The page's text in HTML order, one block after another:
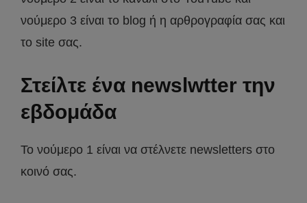
νούμερο 3 είναι το blog ή η αρθρογραφία σας και
το site σας.
Στείλτε ένα newslwtter την
εβδομάδα
Το νούμερο 1 είναι να στέλνετε newsletters στο
κοινό σας.